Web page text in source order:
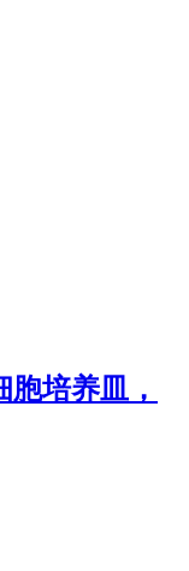
培养皿，